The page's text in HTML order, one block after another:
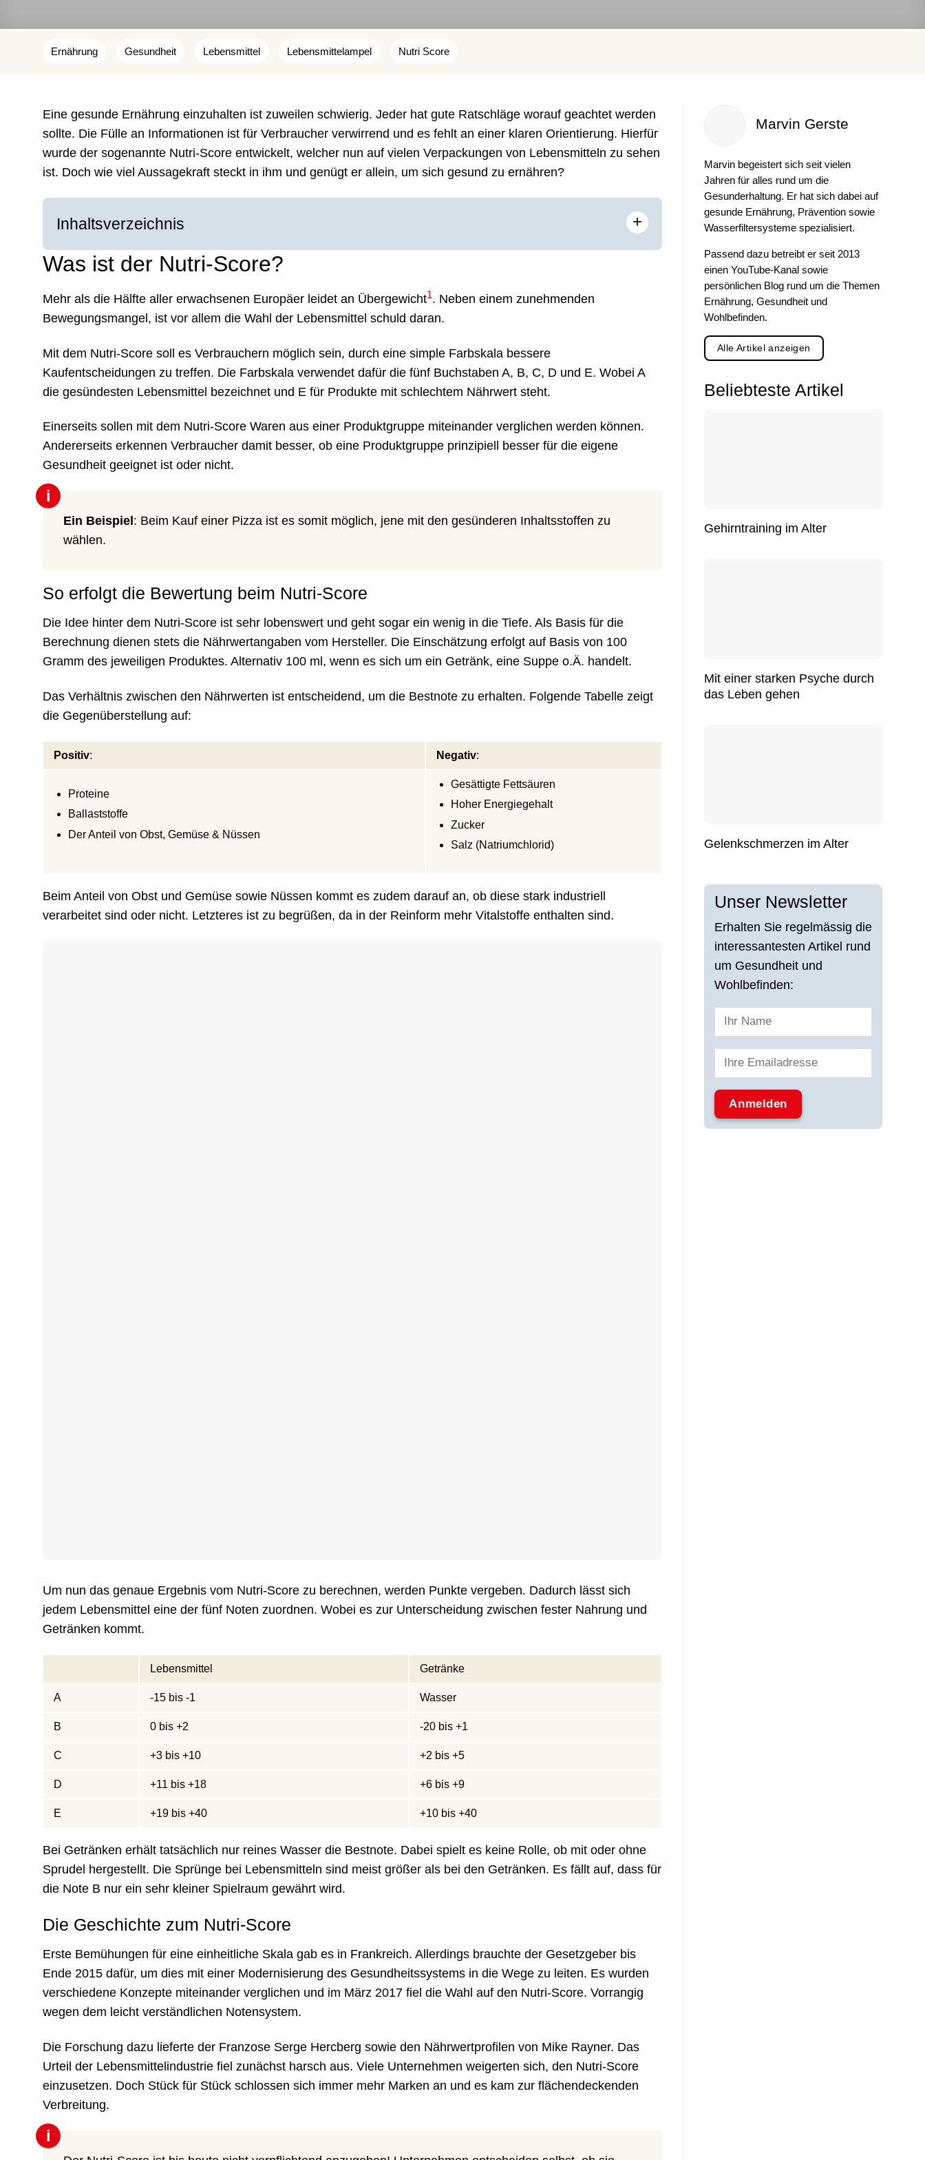
Ernährung Gesundheit Lebensmittel Lebensmittelampel Nutri Score
Eine gesunde Ernährung einzuhalten ist zuweilen schwierig. Jeder hat gute Ratschläge worauf geachtet werden
sollte. Die Fülle an Informationen ist für Verbraucher verwirrend und es fehlt an einer klaren Orientierung. Hierfür
wurde der sogenannte Nutri-Score entwickelt, welcher nun auf vielen Verpackungen von Lebensmitteln zu sehen
ist. Doch wie viel Aussagekraft steckt in ihm und genügt er allein, um sich gesund zu ernähren?
Inhaltsverzeichnis +
Was ist der Nutri-Score?
Mehr als die Hälfte aller erwachsenen Europäer leidet an Übergewicht1. Neben einem zunehmenden
Bewegungsmangel, ist vor allem die Wahl der Lebensmittel schuld daran.
Mit dem Nutri-Score soll es Verbrauchern möglich sein, durch eine simple Farbskala bessere
Kaufentscheidungen zu treffen. Die Farbskala verwendet dafür die fünf Buchstaben A, B, C, D und E. Wobei A
die gesündesten Lebensmittel bezeichnet und E für Produkte mit schlechtem Nährwert steht.
Einerseits sollen mit dem Nutri-Score Waren aus einer Produktgruppe miteinander verglichen werden können.
Andererseits erkennen Verbraucher damit besser, ob eine Produktgruppe prinzipiell besser für die eigene
Gesundheit geeignet ist oder nicht.
i
Ein Beispiel : Beim Kauf einer Pizza ist es somit möglich, jene mit den gesünderen Inhaltsstoffen zu
wählen.
So erfolgt die Bewertung beim Nutri-Score
Die Idee hinter dem Nutri-Score ist sehr lobenswert und geht sogar ein wenig in die Tiefe. Als Basis für die
Berechnung dienen stets die Nährwertangaben vom Hersteller. Die Einschätzung erfolgt auf Basis von 100
Gramm des jeweiligen Produktes. Alternativ 100 ml, wenn es sich um ein Getränk, eine Suppe o.Ä. handelt.
Das Verhältnis zwischen den Nährwerten ist entscheidend, um die Bestnote zu erhalten. Folgende Tabelle zeigt
die Gegenüberstellung auf:
Positiv: Negativ:
Proteine
Ballaststoffe
Der Anteil von Obst, Gemüse & Nüssen
Gesättigte Fettsäuren
Hoher Energiegehalt
Zucker
Salz (Natriumchlorid)
Beim Anteil von Obst und Gemüse sowie Nüssen kommt es zudem darauf an, ob diese stark industriell
verarbeitet sind oder nicht. Letzteres ist zu begrüßen, da in der Reinform mehr Vitalstoffe enthalten sind.
Um nun das genaue Ergebnis vom Nutri-Score zu berechnen, werden Punkte vergeben. Dadurch lässt sich
jedem Lebensmittel eine der fünf Noten zuordnen. Wobei es zur Unterscheidung zwischen fester Nahrung und
Getränken kommt.
Lebensmittel Getränke
A -15 bis -1 Wasser
B 0 bis +2 -20 bis +1
C +3 bis +10 +2 bis +5
D +11 bis +18 +6 bis +9
E +19 bis +40 +10 bis +40
Bei Getränken erhält tatsächlich nur reines Wasser die Bestnote. Dabei spielt es keine Rolle, ob mit oder ohne
Sprudel hergestellt. Die Sprünge bei Lebensmitteln sind meist größer als bei den Getränken. Es fällt auf, dass für
die Note B nur ein sehr kleiner Spielraum gewährt wird.
Die Geschichte zum Nutri-Score
Erste Bemühungen für eine einheitliche Skala gab es in Frankreich. Allerdings brauchte der Gesetzgeber bis
Ende 2015 dafür, um dies mit einer Modernisierung des Gesundheitssystems in die Wege zu leiten. Es wurden
verschiedene Konzepte miteinander verglichen und im März 2017 fiel die Wahl auf den Nutri-Score. Vorrangig
wegen dem leicht verständlichen Notensystem.
Die Forschung dazu lieferte der Franzose Serge Hercberg sowie den Nährwertprofilen von Mike Rayner. Das
Urteil der Lebensmittelindustrie fiel zunächst harsch aus. Viele Unternehmen weigerten sich, den Nutri-Score
einzusetzen. Doch Stück für Stück schlossen sich immer mehr Marken an und es kam zur flächendeckenden
Verbreitung.
i
Marvin Gerste
Marvin begeistert sich seit vielen
Jahren für alles rund um die
Gesunderhaltung. Er hat sich dabei auf
gesunde Ernährung, Prävention sowie
Wasserfiltersysteme spezialisiert.
Passend dazu betreibt er seit 2013
einen YouTube-Kanal sowie
persönlichen Blog rund um die Themen
Ernährung, Gesundheit und
Wohlbefinden.
Alle Artikel anzeigen
Beliebteste Artikel
Gehirntraining im Alter
Mit einer starken Psyche durch
das Leben gehen
Gelenkschmerzen im Alter
Unser Newsletter
Erhalten Sie regelmässig die
interessantesten Artikel rund
um Gesundheit und
Wohlbefinden: